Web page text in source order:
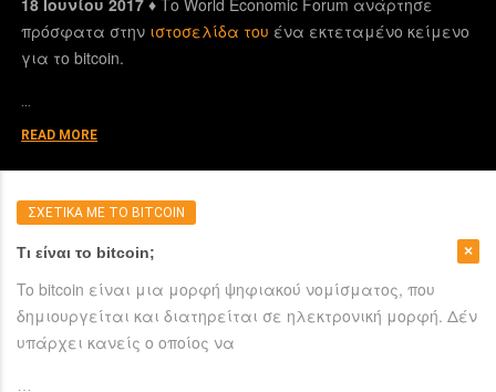
18 Ιουνίου 2017 ♦Το World Economic Forum ανάρτησε
πρόσφατα στην ιστοσελίδα του ένα εκτεταμένο κείμενο
για το bitcoin.
READ MORE
ΣΧΕΤΙΚΑ ΜΕ ΤΟ BITCOIN
Τι είναι το bitcoin;
To bitcoin είναι μια μορφή ψηφιακού νομίσματος, που
δημιουργείται και διατηρείται σε ηλεκτρονική μορφή. Δέν
υπάρχει κανείς ο οποίος να
…